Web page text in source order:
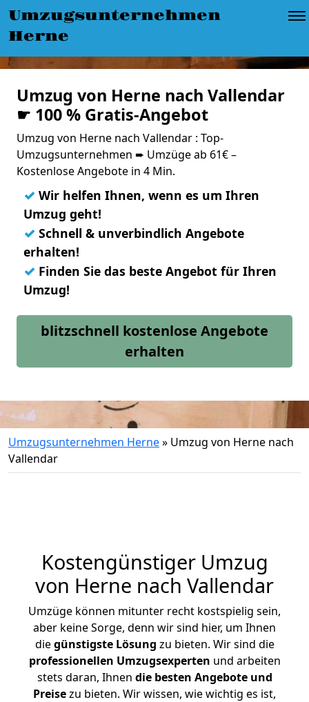
Umzugsunternehmen
Herne
Umzug von Herne nach Vallendar
☛ 100 % Gratis-Angebot
Umzug von Herne nach Vallendar : Top-
Umzugsunternehmen ➨ Umzüge ab 61€ –
Kostenlose Angebote in 4 Min.
✓ Wir helfen Ihnen, wenn es um Ihren
Umzug geht!
✓ Schnell & unverbindlich Angebote
erhalten!
✓ Finden Sie das beste Angebot für Ihren
Umzug!
blitzschnell kostenlose Angebote
erhalten
Umzugsunternehmen Herne» Umzug von Herne nach
Vallendar
Kostengünstiger Umzug
von Herne nach Vallendar
Umzüge können mitunter recht kostspielig sein,
aber keine Sorge, denn wir sind hier, um Ihnen
diegünstigste Lösung zu bieten. Wir sind die
professionellen Umzugsexperten und arbeiten
stets daran, Ihnen die besten Angebote und
Preisezu bieten. Wir wissen, wie wichtig es ist,